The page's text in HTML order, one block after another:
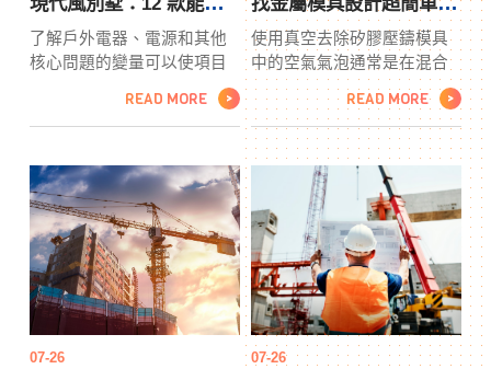
了解戶外電器、電源和其他
核心問題的變量可以使項目
更快地走到一起。由於設計
師有額外的外觀設計信息，
設計師緊跟所有最新趨勢。
在從適當尺寸的家具到最新
的耐用面料等各方面運用產
品設計的專業知識的好處可
以幫助使戶外區域不更漂
亮，但也更實用。如果在室
內設計完成後完成室外區
域，則尤其如此。
READ MORE >
使用真空去​​除矽膠壓鑄模具
中的空氣氣泡通常是在混合
過程中空氣被打入橡膠的結
果。確保以穩定緩慢的方式
攪拌混合物。然而，混合物
中仍然會有空氣，這可以在
真空室的幫助下去除。這些
真空室使用真空吸出混合物
中的任何氣泡，並將壓鑄模
具帶到可以輕鬆去除的表
面。每個金屬模具設計都有
自己的使用說明，但以下是
金屬模具設計指南：
READ MORE >
07-26 07-26